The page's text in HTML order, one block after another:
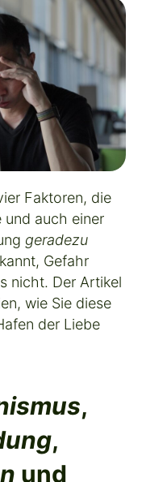
Faktoren, die
und auch einer
geradezu
Gefahr
nicht. Der Artikel
wie Sie diese
der Liebe
,
,
und